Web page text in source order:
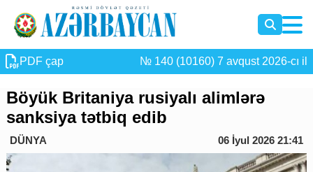
PDF çap № 140 (10160) 7 avqust 2026-cı il
Böyük Britaniya rusiyalı alimlərə
sanksiya tətbiq edib
DÜNYA 06 İyul 2026 21:41